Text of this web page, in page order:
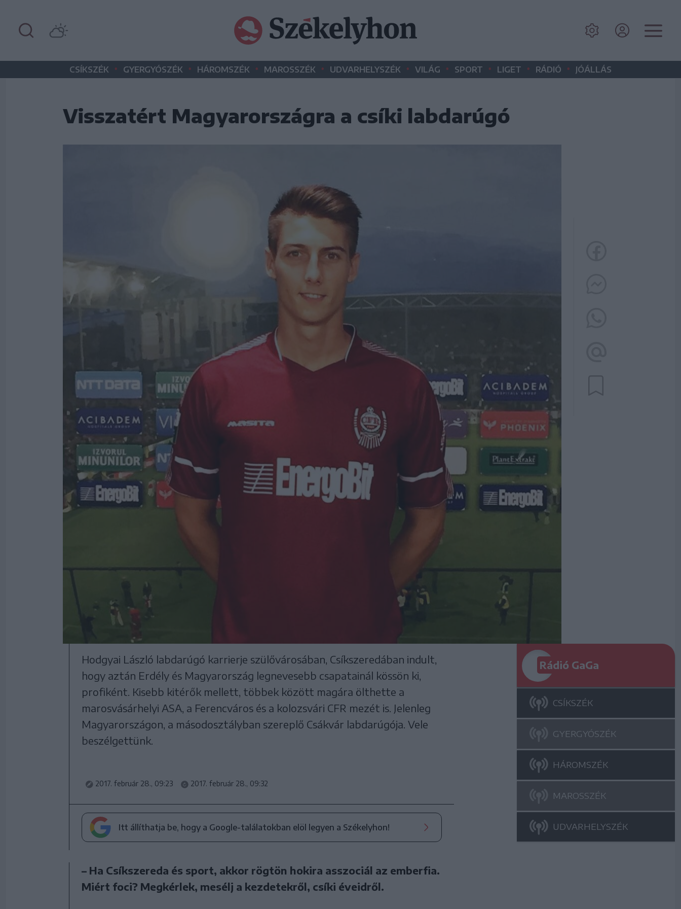
CSÍKSZÉK • GYERGYÓSZÉK • HÁROMSZÉK • MAROSSZÉK • UDVARHELYSZÉK • VILÁG • SPORT • LIGET • RÁDIÓ • JÓÁLLÁS
Visszatért Magyarországra a csíki labdarúgó
Hodgyai László labdarúgó karrierje szülővárosában, Csíkszeredában indult,
hogy aztán Erdély és Magyarország legnevesebb csapatainál kössön ki,
profiként. Kisebb kitérők mellett, többek között magára ölthette a
marosvásárhelyi ASA, a Ferencváros és a kolozsvári CFR mezét is. Jelenleg
Magyarországon, a másodosztályban szereplő Csákvár labdarúgója. Vele
beszélgettünk.
2017. február 28., 09:23 2017. február 28., 09:32
Itt állíthatja be, hogy a Google-találatokban elöl legyen a Székelyhon!
– Ha Csíkszereda és sport, akkor rögtön hokira asszociál az emberfia.
Miért foci? Megkérlek, mesélj a kezdetekről, csíki éveidről.
Rádió GaGa
CSÍKSZÉK
GYERGYÓSZÉK
HÁROMSZÉK
MAROSSZÉK
UDVARHELYSZÉK